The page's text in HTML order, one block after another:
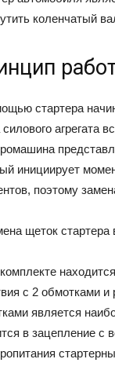
коленчатый
стартера
силового агрегата
инициирует
поэтому
с 2 обмотками и
является
в зацепление с